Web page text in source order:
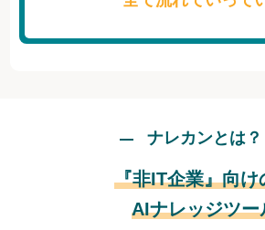
ナレカンとは？
『非IT企業』向け
AIナレッジツー